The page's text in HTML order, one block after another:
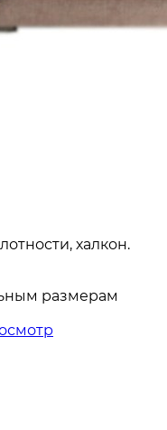
халкон.
размерам